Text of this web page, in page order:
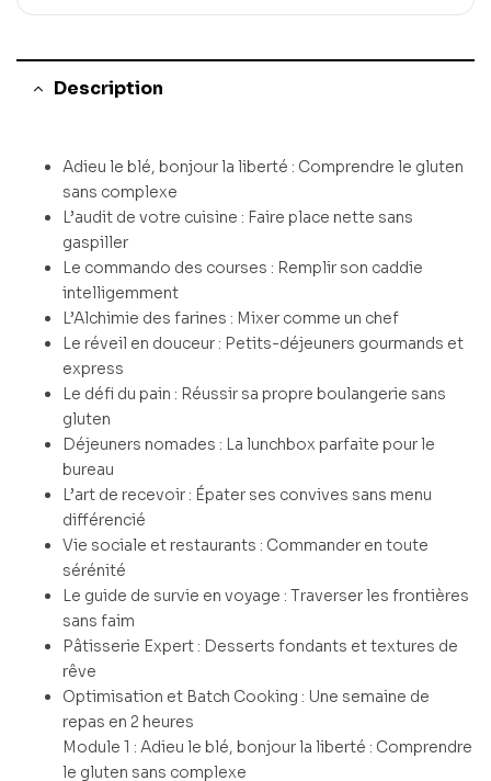
Description
Adieu le blé, bonjour la liberté : Comprendre le gluten
sans complexe
L’audit de votre cuisine : Faire place nette sans
gaspiller
Le commando des courses : Remplir son caddie
intelligemment
L’Alchimie des farines : Mixer comme un chef
Le réveil en douceur : Petits-déjeuners gourmands et
express
Le défi du pain : Réussir sa propre boulangerie sans
gluten
Déjeuners nomades : La lunchbox parfaite pour le
bureau
L’art de recevoir : Épater ses convives sans menu
différencié
Vie sociale et restaurants : Commander en toute
sérénité
Le guide de survie en voyage : Traverser les frontières
sans faim
Pâtisserie Expert : Desserts fondants et textures de
rêve
Optimisation et Batch Cooking : Une semaine de
repas en 2 heures
Module 1 : Adieu le blé, bonjour la liberté : Comprendre
le gluten sans complexe